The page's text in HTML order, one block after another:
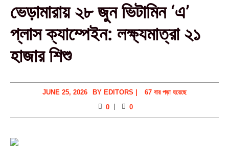
‎ভেড়ামারায় ২৮ জুন ভিটামিন ‘এ’
প্লাস ক্যাম্পেইন: লক্ষ্যমাত্রা ২১
হাজার শিশু
JUNE 25, 2026 BY EDITORS
67 বার পড়া হয়েছে
0
0